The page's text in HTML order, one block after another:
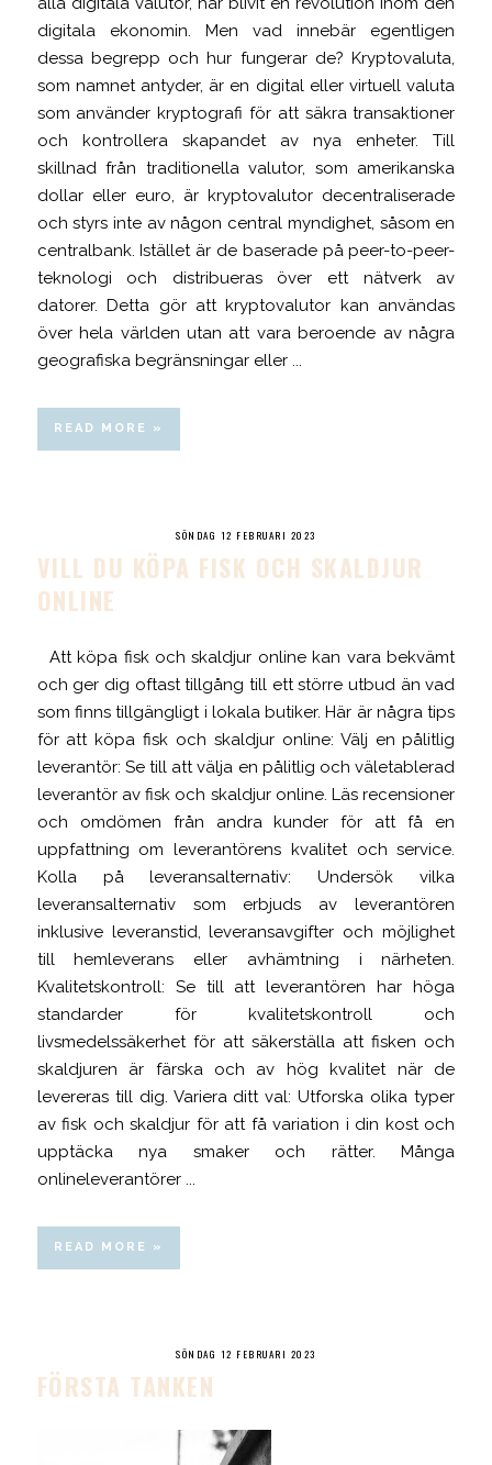
digitala ekonomin. Men vad innebär egentligen
dessa begrepp och hur fungerar de? Kryptovaluta,
som namnet antyder, är en digital eller virtuell valuta
som använder kryptografi för att säkra transaktioner
och kontrollera skapandet av nya enheter. Till
skillnad från traditionella valutor, som amerikanska
dollar eller euro, är kryptovalutor decentraliserade
och styrs inte av någon central myndighet, såsom en
centralbank. Istället är de baserade på peer-to-peer-
teknologi och distribueras över ett nätverk av
datorer. Detta gör att kryptovalutor kan användas
över hela världen utan att vara beroende av några
geografiska begränsningar eller ...
READ MORE »
SÖNDAG 12 FEBRUARI 2023
VILL DU KÖPA FISK OCH SKALDJUR
ONLINE
Att köpa fisk och skaldjur online kan vara bekvämt
och ger dig oftast tillgång till ett större utbud än vad
som finns tillgängligt i lokala butiker. Här är några tips
för att köpa fisk och skaldjur online: Välj en pålitlig
leverantör: Se till att välja en pålitlig och väletablerad
leverantör av fisk och skaldjur online. Läs recensioner
och omdömen från andra kunder för att få en
uppfattning om leverantörens kvalitet och service.
Kolla på leveransalternativ: Undersök vilka
leveransalternativ som erbjuds av leverantören
inklusive leveranstid, leveransavgifter och möjlighet
till hemleverans eller avhämtning i närheten.
Kvalitetskontroll: Se till att leverantören har höga
standarder för kvalitetskontroll och
livsmedelssäkerhet för att säkerställa att fisken och
skaldjuren är färska och av hög kvalitet när de
levereras till dig. Variera ditt val: Utforska olika typer
av fisk och skaldjur för att få variation i din kost och
upptäcka nya smaker och rätter. Många
onlineleverantörer ...
READ MORE »
SÖNDAG 12 FEBRUARI 2023
FÖRSTA TANKEN